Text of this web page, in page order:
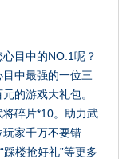
目中的NO.1呢？
中最强的一位三
的游戏大礼包。
碎片*10。助力武
家千万不要错
踩楼抢好礼”等更多